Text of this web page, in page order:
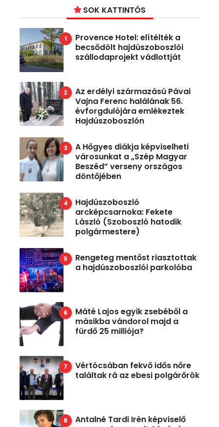
SOK KATTINTÓS
Provence Hotel: elítélték a
becsődölt hajdúszoboszlói
szállodaprojekt vádlottját
Az erdélyi származású Pávai
Vajna Ferenc halálának 56.
évforgdulójára emlékeztek
Hajdúszoboszlón
A Hőgyes diákja képviselheti
városunkat a „Szép Magyar
Beszéd” verseny országos
döntőjében
Hajdúszoboszló
arcképcsarnoka: Fekete
László (Szoboszló hatodik
polgármestere)
Rengeteg mentőst riasztottak
a hajdúszoboszlói parkolóba
Máté Lajos egyik zsebéből a
másikba vándorol majd a
fürdő 25 milliója?
Vértócsában fekvő idős nőre
találtak rá az ebesi polgárőrök
Antalné Tardi Irén képviselő